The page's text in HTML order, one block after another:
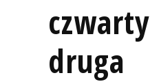
druga